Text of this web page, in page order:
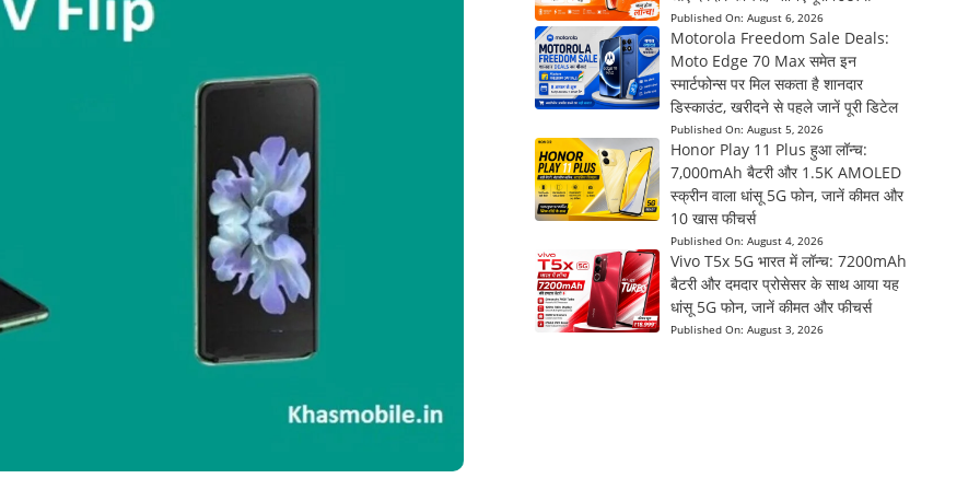
Published On:August 6, 2026
Motorola Freedom Sale Deals:
Moto Edge 70 Max समेत इन
स्मार्टफोन्स पर मिल सकता है शानदार
डिस्काउंट, खरीदने से पहले जानें पूरी डिटेल
Published On:August 5, 2026
Honor Play 11 Plus हुआ लॉन्च:
7,000mAh बैटरी और 1.5K AMOLED
स्क्रीन वाला धांसू 5G फोन, जानें कीमत और
10 खास फीचर्स
Published On:August 4, 2026
Vivo T5x 5G भारत में लॉन्च: 7200mAh
बैटरी और दमदार प्रोसेसर के साथ आया यह
धांसू 5G फोन, जानें कीमत और फीचर्स
Published On:August 3, 2026